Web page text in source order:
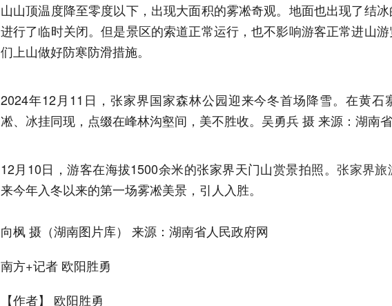
山山顶温度降至零度以下，出现大面积的雾凇奇观。地面也出现了结
进行了临时关闭。但是景区的索道正常运行，也不影响游客正常进山
们上山做好防寒防滑措施。
2024年12月11日，张家界国家森林公园迎来今冬首场降雪。在黄石
凇、冰挂同现，点缀在峰林沟壑间，美不胜收。吴勇兵 摄 来源：湖南
12月10日，游客在海拔1500余米的张家界天门山赏景拍照。张家界旅
来今年入冬以来的第一场雾凇美景，引人入胜。
向枫 摄（湖南图片库） 来源：湖南省人民政府网
南方+记者 欧阳胜勇
【作者】 欧阳胜勇